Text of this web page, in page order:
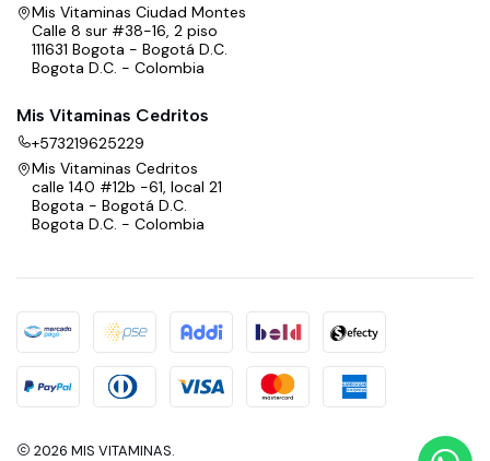
Mis Vitaminas Ciudad Montes
Calle 8 sur #38-16, 2 piso
111631 Bogota - Bogotá D.C.
Bogota D.C. - Colombia
Mis Vitaminas Cedritos
+573219625229
Mis Vitaminas Cedritos
calle 140 #12b -61, local 21
Bogota - Bogotá D.C.
Bogota D.C. - Colombia
2026 MIS VITAMINAS.